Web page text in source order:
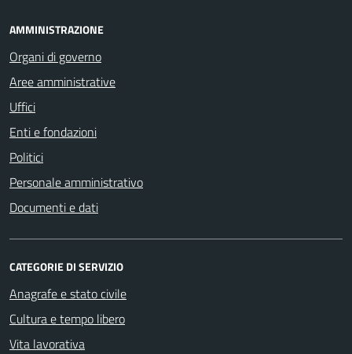
AMMINISTRAZIONE
Organi di governo
Aree amministrative
Uffici
Enti e fondazioni
Politici
Personale amministrativo
Documenti e dati
CATEGORIE DI SERVIZIO
Anagrafe e stato civile
Cultura e tempo libero
Vita lavorativa